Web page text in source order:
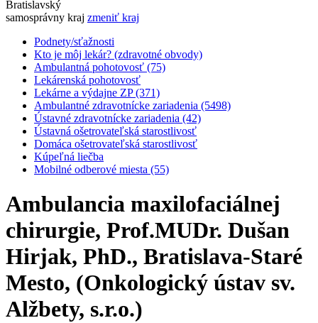
Bratislavský
samosprávny kraj zmeniť kraj
Podnety/sťažnosti
Kto je môj lekár? (zdravotné obvody)
Ambulantná pohotovosť (75)
Lekárenská pohotovosť
Lekárne a výdajne ZP (371)
Ambulantné zdravotnícke zariadenia (5498)
Ústavné zdravotnícke zariadenia (42)
Ústavná ošetrovateľská starostlivosť
Domáca ošetrovateľská starostlivosť
Kúpeľná liečba
Mobilné odberové miesta (55)
Ambulancia maxilofaciálnej
chirurgie, Prof.MUDr. Dušan
Hirjak, PhD., Bratislava-Staré
Mesto, (Onkologický ústav sv.
Alžbety, s.r.o.)